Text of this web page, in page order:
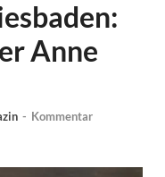
Anne
- Kommentar